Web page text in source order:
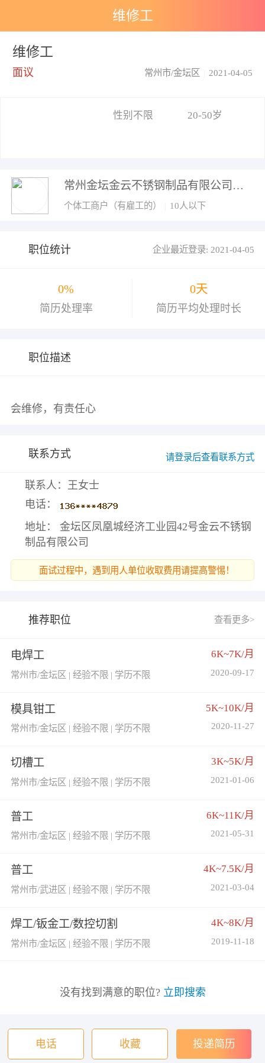
维修工
维修工
面议 2021-04-05
常州市/金坛区
性别不限 20-50岁
常州金坛金云不锈钢制品有限公司
个体工商户（有雇工的） 10人以下
职位统计 企业最近登录: 2021-04-05
0%
简历处理率
0天
简历平均处理时长
职位描述
会维修，有责任心
联系方式 请登录后查看联系方式
联系人：王女士
电话：
地址： 金坛区凤凰城经济工业园42号金云不锈钢
制品有限公司
面试过程中，遇到用人单位收取费用请提高警惕！
推荐职位 查看更多>
电焊工 6K~7K/月
常州市/金坛区 | 经验不限 | 学历不限 2020-09-17
模具钳工 5K~10K/月
常州市/金坛区 | 经验不限 | 学历不限 2020-11-27
切槽工 3K~5K/月
常州市/金坛区 | 经验不限 | 学历不限 2021-01-06
普工 6K~11K/月
常州市/金坛区 | 经验不限 | 学历不限 2021-05-31
普工 4K~7.5K/月
常州市/武进区 | 经验不限 | 学历不限 2021-03-04
焊工/钣金工/数控切割 4K~8K/月
常州市/金坛区 | 经验不限 | 学历不限 2019-11-18
没有找到满意的职位? 立即搜索
电话 收藏 投递简历